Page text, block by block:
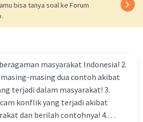
Iklan
faktor yang mendukung Jepang
melakukan invasi ke Indonesia
Dunia II:
Belanda: Saat Jepang
pada tahun 1942, Belanda,
bisa tanya soal ke Forum
masyarakat Indonesia! 2.
masing dua contoh akibat
terjadi dalam masyarakat! 3.
konflik yang terjadi akibat
dan berilah contohnya! 4.